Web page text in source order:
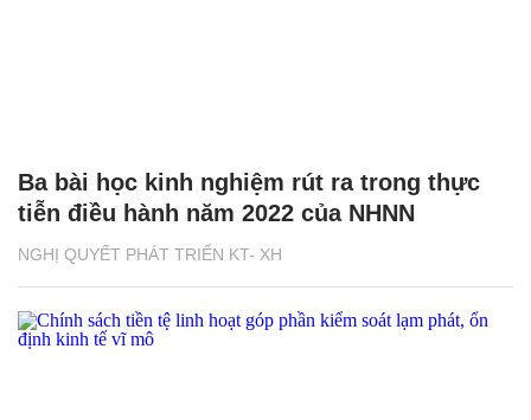
NGHỊ QUYẾT PHÁT TRIỂN KT- XH
Ba bài học kinh nghiệm rút ra trong thực
tiễn điều hành năm 2022 của NHNN